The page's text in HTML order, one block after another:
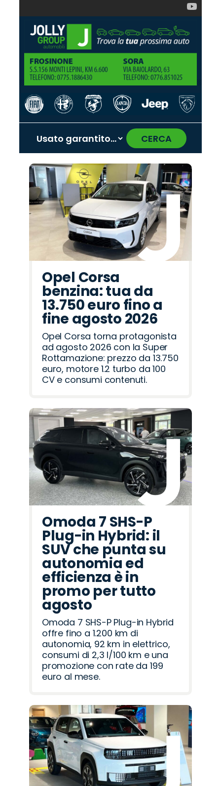
CERCA
Promo
Peugeot
Promo
Fiat
Promo
Hyundai
Promo
Opel
Promo
Lancia
Promo
Jaecoo
Promo
Omoda
Promo
Land
Rover
Promo
Jeep
Promo
Cupra
Promo
Seat
Promo
Mazda
Promo
Citroën
Promo
Alfa
Romeo
Promo
Abarth
‹ ›
Opel Corsa
benzina: tua da
13.750 euro fino a
fine agosto 2026
Opel Corsa torna protagonista
ad agosto 2026 con la Super
Rottamazione: prezzo da 13.750
euro, motore 1.2 turbo da 100
CV e consumi contenuti.
Omoda 7 SHS-P
Plug-in Hybrid: il
SUV che punta su
autonomia ed
efficienza è in
promo per tutto
agosto
Omoda 7 SHS-P Plug-in Hybrid
offre fino a 1.200 km di
autonomia, 92 km in elettrico,
consumi di 2,3 l/100 km e una
promozione con rate da 199
euro al mese.